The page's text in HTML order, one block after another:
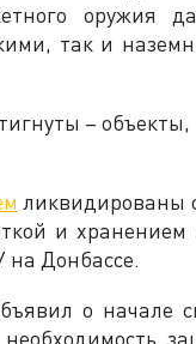
оружия
так и
–
ликвидированы
и хранением
Донбассе.
о начале